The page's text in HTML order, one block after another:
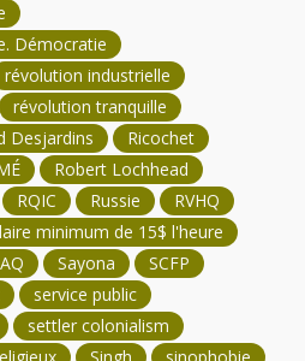
Démocratie
révolution industrielle
révolution tranquille
Desjardins
Ricochet
Robert Lochhead
RQIC Russie
RVHQ
minimum de 15$ l'heure
Sayona
SCFP
service public
settler colonialism